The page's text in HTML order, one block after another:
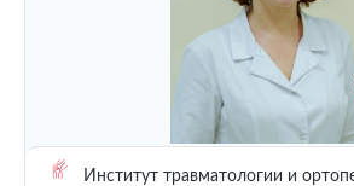
Институт травматологии и